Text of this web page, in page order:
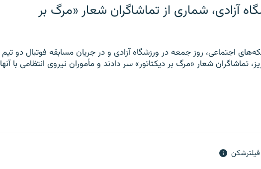
آزادی، شماری از تماشاگران شعار «مرگ بر
اجتماعی، روز جمعه در ورزشگاه آزادی و در جریان مسابقه فوتبال دو تیم
تماشاگران شعار «مرگ بر دیکتاتور» سر دادند و مأموران نیروی انتظامی با آنها